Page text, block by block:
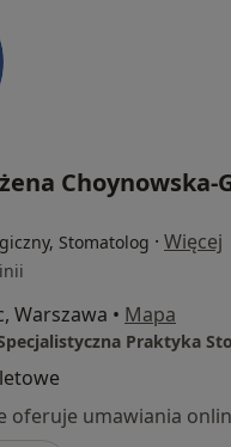
Choynowska-
Stomatolog · Więcej
Warszawa • Mapa